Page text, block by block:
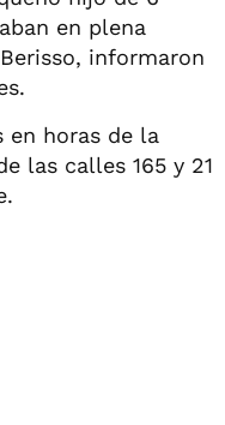
en plena
informaron
en horas de la
las calles 165 y 21